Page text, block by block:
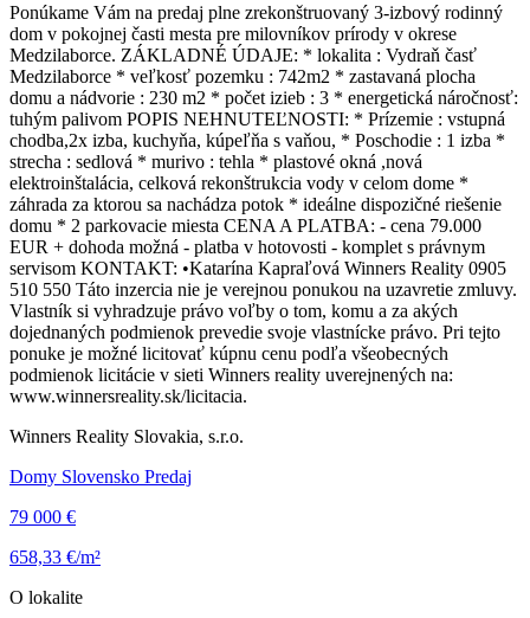
Ponúkame Vám na predaj plne zrekonštruovaný 3-izbový rodinný
dom v pokojnej časti mesta pre milovníkov prírody v okrese
Medzilaborce. ZÁKLADNÉ ÚDAJE: * lokalita : Vydraň časť
Medzilaborce * veľkosť pozemku : 742m2 * zastavaná plocha
domu a nádvorie : 230 m2 * počet izieb : 3 * energetická náročnosť:
tuhým palivom POPIS NEHNUTEĽNOSTI: * Prízemie : vstupná
chodba,2x izba, kuchyňa, kúpeľňa s vaňou, * Poschodie : 1 izba *
strecha : sedlová * murivo : tehla * plastové okná ,nová
elektroinštalácia, celková rekonštrukcia vody v celom dome *
záhrada za ktorou sa nachádza potok * ideálne dispozičné riešenie
domu * 2 parkovacie miesta CENA A PLATBA: - cena 79.000
EUR + dohoda možná - platba v hotovosti - komplet s právnym
servisom KONTAKT: •Katarína Kapraľová Winners Reality 0905
510 550 Táto inzercia nie je verejnou ponukou na uzavretie zmluvy.
Vlastník si vyhradzuje právo voľby o tom, komu a za akých
dojednaných podmienok prevedie svoje vlastnícke právo. Pri tejto
ponuke je možné licitovať kúpnu cenu podľa všeobecných
podmienok licitácie v sieti Winners reality uverejnených na:
www.winnersreality.sk/licitacia.
Winners Reality Slovakia, s.r.o.
Domy Slovensko Predaj
79 000 €
658,33 €/m²
O lokalite